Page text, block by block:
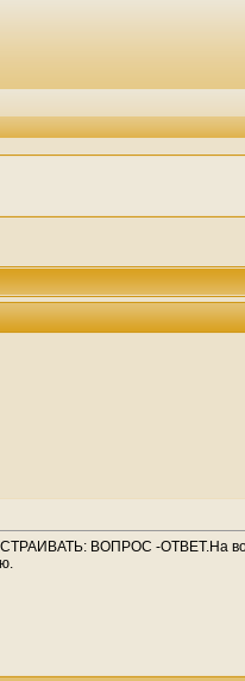
ВОПРОС -ОТВЕТ.На